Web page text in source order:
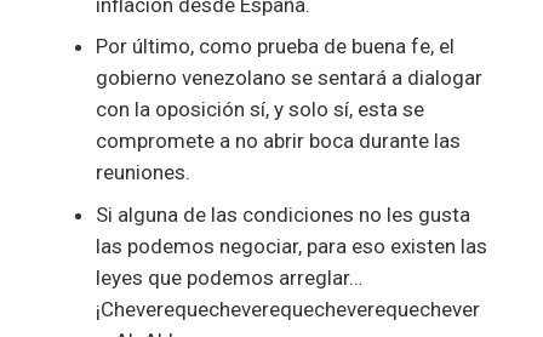
Por último, como prueba de buena fe, el
gobierno venezolano se sentará a dialogar
con la oposición sí, y solo sí, esta se
compromete a no abrir boca durante las
reuniones.
Si alguna de las condiciones no les gusta
las podemos negociar, para eso existen las
leyes que podemos arreglar…
¡Cheverequecheverequecheverequechever